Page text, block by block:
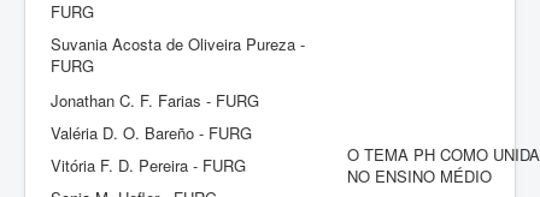
FURG
Suvania Acosta de Oliveira Pureza -
FURG
Jonathan C. F. Farias - FURG
Valéria D. O. Bareño - FURG
Vitória F. D. Pereira - FURG
O TEMA PH COMO
NO ENSINO MÉDIO